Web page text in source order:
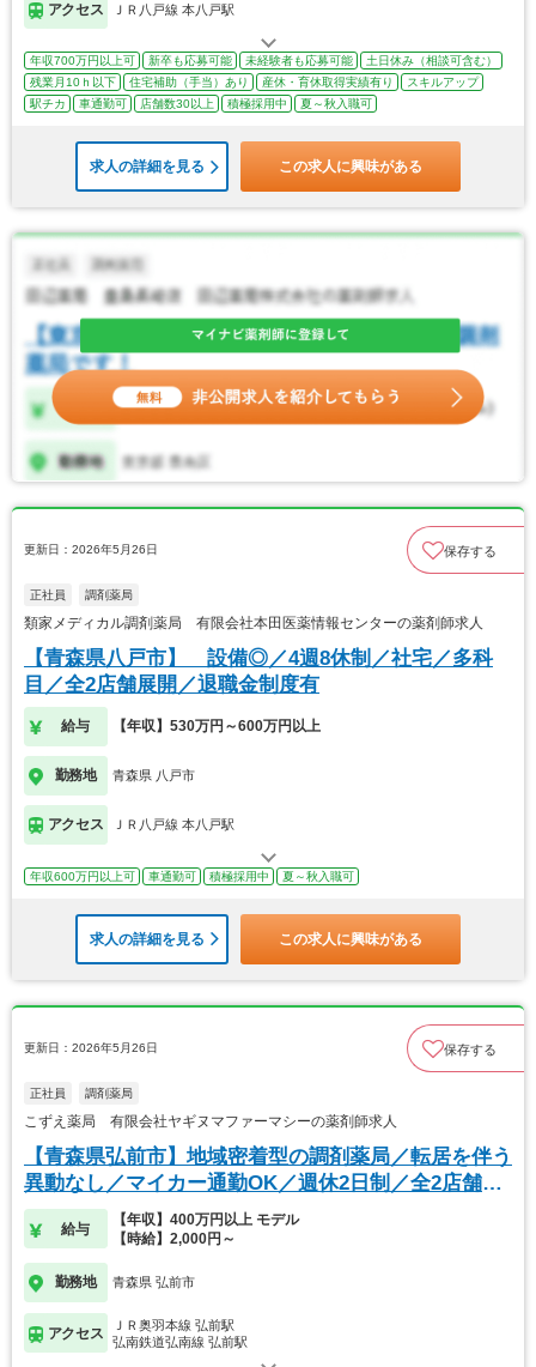
アクセス ＪＲ八戸線 本八戸駅
年収700万円以上可 新卒も応募可能 未経験者も応募可能
土日休み（相談可含む）
残業月10ｈ以下
住宅補助（手当）あり 産休・育休取得実績有り
スキルアップ
駅チカ
車通勤可 店舗数30以上 積極採用中 夏～秋入職可
求人の詳細を見る この求人に興味がある
更新日：2026年5月26日 保存する
正社員 調剤薬局
類家メディカル調剤薬局 有限会社本田医薬情報センターの薬剤師求人
【青森県八戸市】 設備◎／4週8休制／社宅／多科
目／全2店舗展開／退職金制度有
給与 【年収】530万円～600万円以上
勤務地 青森県 八戸市
アクセス ＪＲ八戸線 本八戸駅
年収600万円以上可 車通勤可 積極採用中 夏～秋入職可
求人の詳細を見る この求人に興味がある
更新日：2026年5月26日 保存する
正社員 調剤薬局
こずえ薬局 有限会社ヤギヌマファーマシーの薬剤師求人
【青森県弘前市】地域密着型の調剤薬局／転居を伴う
異動なし／マイカー通勤OK／週休2日制／全2店舗展
開
給与
【年収】400万円以上 モデル
【時給】2,000円～
勤務地 青森県 弘前市
アクセス
ＪＲ奥羽本線 弘前駅
弘南鉄道弘南線 弘前駅